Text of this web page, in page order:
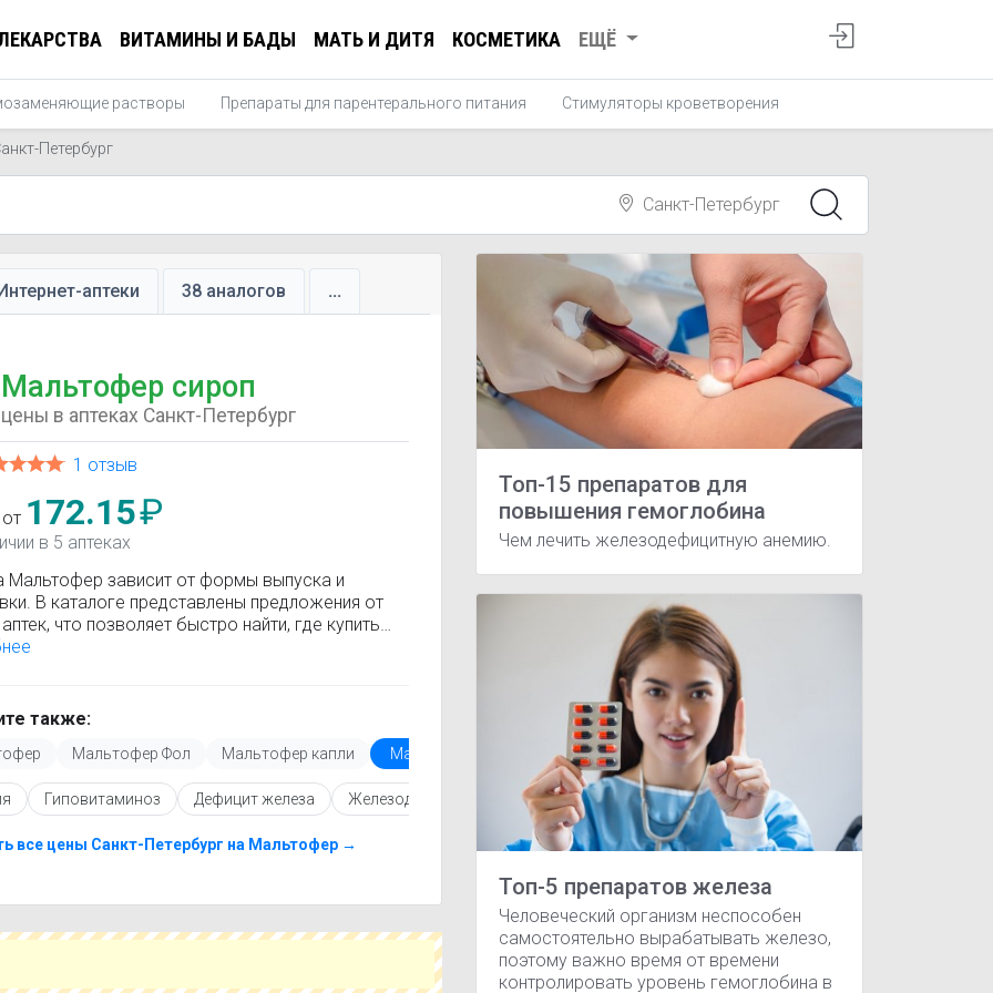
ВИТАМИНЫ И БАДЫ МАТЬ И ДИТЯ КОСМЕТИКА ЕЩЁ
растворы Препараты для парентерального питания Стимуляторы кроветворения
Петербург
Санкт-Петербург
аптеки 38 аналогов ...
Мальтофер сироп
цены в аптеках Санкт-Петербург
1 отзыв
172.15₽
в 5 аптеках
Мальтофер зависит от формы выпуска и
В каталоге представлены предложения от
что позволяет быстро найти, где купить
по минимальной цене. Информация о
рекомендуется ознакомиться с
по применению, показаниями и
При необходимости вы можете
аналоги Мальтофер с похожим действующим
или более доступной ценой.
и сравните предложения. Это поможет
также:
Мальтофер Фол Мальтофер капли Мальтофер сироп Мальтофер раствор Мальтофер таблетки
Гиповитаминоз Дефицит железа Железодефицитная анемия
все цены Санкт-Петербург на Мальтофер →
Топ-15 препаратов для
повышения гемоглобина
Чем лечить железодефицитную анемию.
Топ-5 препаратов железа
Человеческий организм неспособен
самостоятельно вырабатывать железо,
поэтому важно время от времени
контролировать уровень гемоглобина в